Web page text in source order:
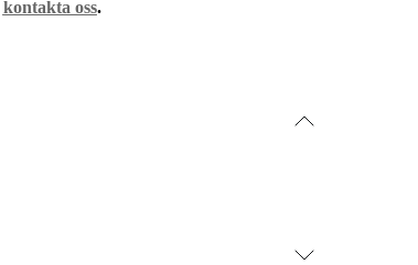
kontakta oss.